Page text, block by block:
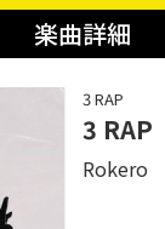
楽曲詳細
3 RAP
3 RAP
Rokero